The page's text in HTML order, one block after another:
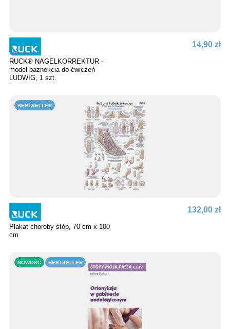
RUCK® NAGELKORREKTUR -
model paznokcia do ćwiczeń
LUDWIG, 1 szt.
14,90 zł
BESTSELLER
Plakat choroby stóp, 70 cm x 100
cm
132,00 zł
NOWOŚĆ BESTSELLER